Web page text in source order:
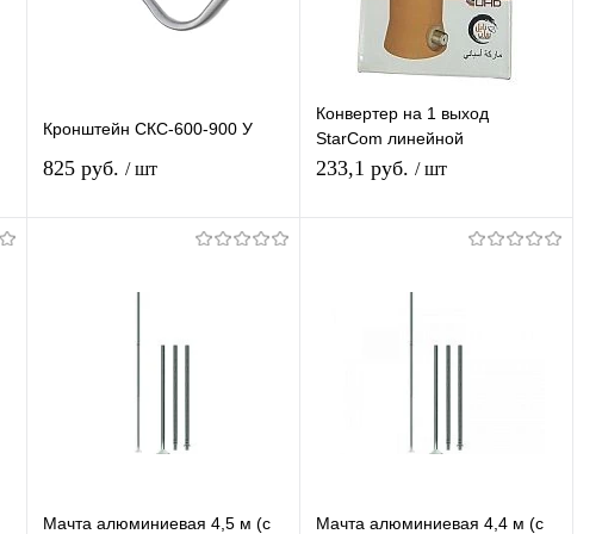
Кронштейн СКС-600-900 У
825 руб. / шт
сравнению
Конвертер на 1 выход
StarCom линейной
поляризации универсальный
75/НТВ 55
233,1 руб. / шт
сравнению
Мачта алюминиевая 4,5 м (с
Мачта алюминиевая 4,4 м (с